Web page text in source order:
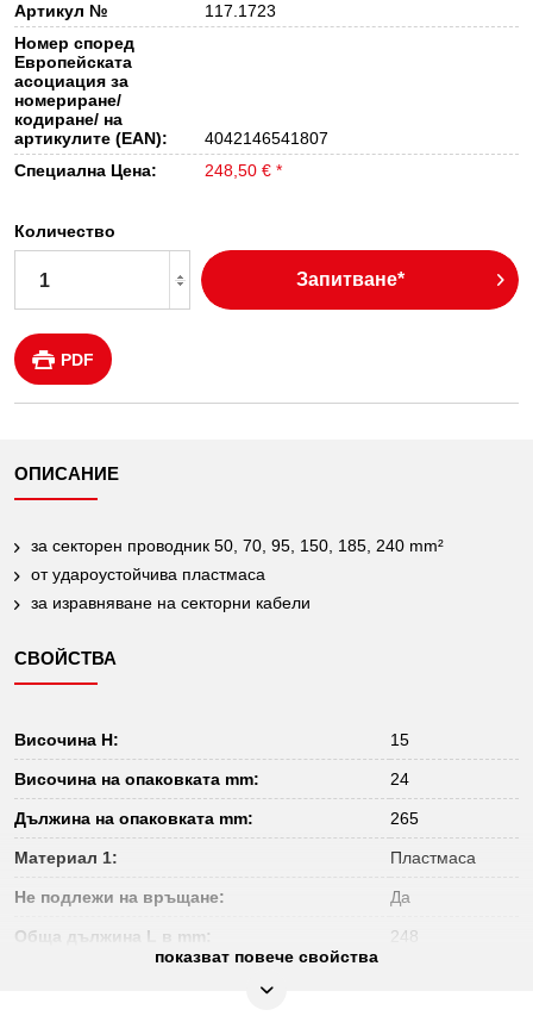
Артикул №
117.1723
Номер според
Европейската
асоциация за
номериране/
кодиране/ на
артикулите (EAN):
4042146541807
Специална Цена:
248,50 € *
Количество
Запитване*
PDF
ОПИСАНИЕ
за секторен проводник 50, 70, 95, 150, 185, 240 mm²
от удароустойчива пластмаса
за изравняване на секторни кабели
СВОЙСТВА
Височина H: 15
Височина на опаковката mm: 24
Дължина на опаковката mm: 265
Материал 1: Пластмаса
Не подлежи на връщане: Да
Обща дължина L в mm: 248
показват повече свойства